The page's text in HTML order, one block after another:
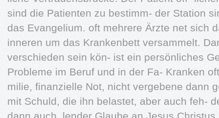
sind die Patienten zu bestimm- der Station
das Evangelium. oft mehrere Ärzte net sich
inneren um das Krankenbett versammelt.
verschieden sein kön- ist ein persönliches
Probleme im Beruf und in der Fa- Kranken
milie, finanzielle Not, nicht vergebene dann
mit Schuld, die ihn belastet, aber auch feh-